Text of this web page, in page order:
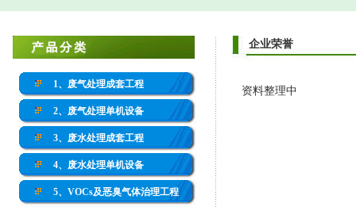
1、废气处理成套工程
2、废气处理单机设备
3、废水处理成套工程
4、废水处理单机设备
5、VOCs及恶臭气体治理工程
企业荣誉
资料整理中